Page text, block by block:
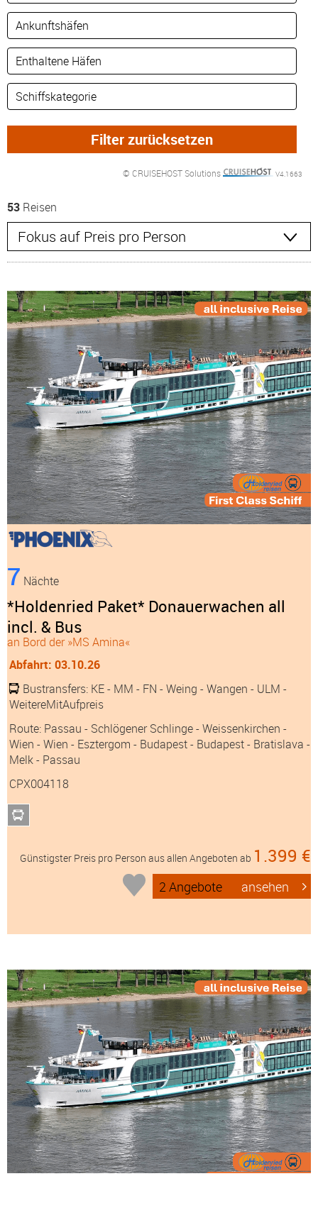
© CRUISEHOST Solutions V4.1663
53 Reisen
7 Nächte
*Holdenried Paket* Donauerwachen all
incl. & Bus
an Bord der »MS Amina«
Abfahrt: 03.10.26
Bustransfers: KE- MM - FN - Weing - Wangen - ULM -
WeitereMitAufpreis
Route: Passau - Schlögener Schlinge - Weissenkirchen -
Wien - Wien - Esztergom - Budapest - Budapest - Bratislava -
Melk - Passau
CPX004118
Günstigster Preis pro Person aus allen Angeboten ab 1.399 €
2 Angebote ansehen